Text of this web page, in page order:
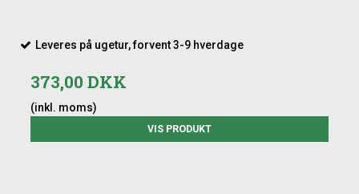
Leveres på ugetur, forvent 3-9 hverdage
373,00 DKK
(inkl. moms)
VIS PRODUKT